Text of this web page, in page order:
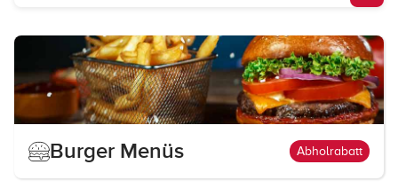
Burger Menüs Abholrabatt